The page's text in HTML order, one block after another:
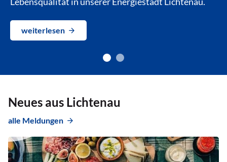
weiterlesen
Neues aus Lichtenau
alle Meldungen